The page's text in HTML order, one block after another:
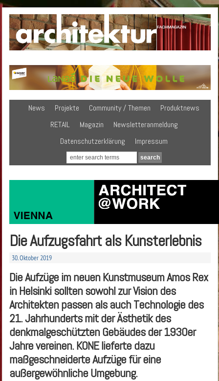
News Projekte Community / Themen
Produktnews
RETAIL
Magazin
Newsletteranmeldung
Datenschutzerklärung
Impressum
Die Aufzugsfahrt als Kunsterlebnis
30. Oktober 2019
Die Aufzüge im neuen Kunstmuseum Amos Rex
in Helsinki sollten sowohl zur Vision des
Architekten passen als auch Technologie des
21. Jahrhunderts mit der Ästhetik des
denkmalgeschützten Gebäudes der 1930er
Jahre vereinen. KONE lieferte dazu
maßgeschneiderte Aufzüge für eine
außergewöhnliche Umgebung.